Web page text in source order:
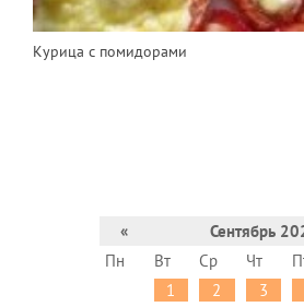
Курица с помидорами
« Сентябрь
Пн
Вт Ср Чт
1
2 3